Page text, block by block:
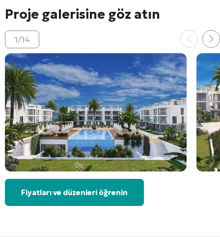
Proje galerisine göz atın
1/14
Fiyatları ve düzenleri öğrenin